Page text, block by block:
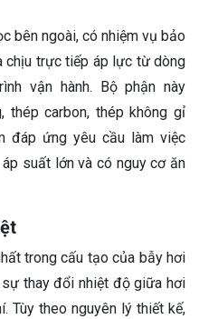
bên ngoài, có nhiệm vụ bảo
chịu trực tiếp áp lực từ dòng
vận hành. Bộ phận này
carbon, thép không gỉ
đáp ứng yêu cầu làm việc
suất lớn và có nguy cơ ăn
trong cấu tạo của bẫy hơi
thay đổi nhiệt độ giữa hơi
Tùy theo nguyên lý thiết kế,